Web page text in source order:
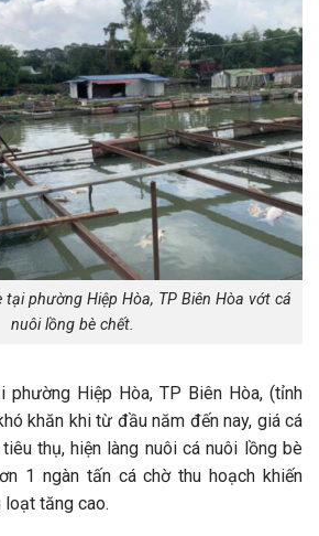
phường Hiệp Hòa, TP Biên Hòa vớt cá
nuôi lồng bè chết.
Hiệp Hòa, TP Biên Hòa, (tỉnh
khăn khi từ đầu năm đến nay, giá cá
thụ, hiện làng nuôi cá nuôi lồng bè
1 ngàn tấn cá chờ thu hoạch khiến
loạt tăng cao.